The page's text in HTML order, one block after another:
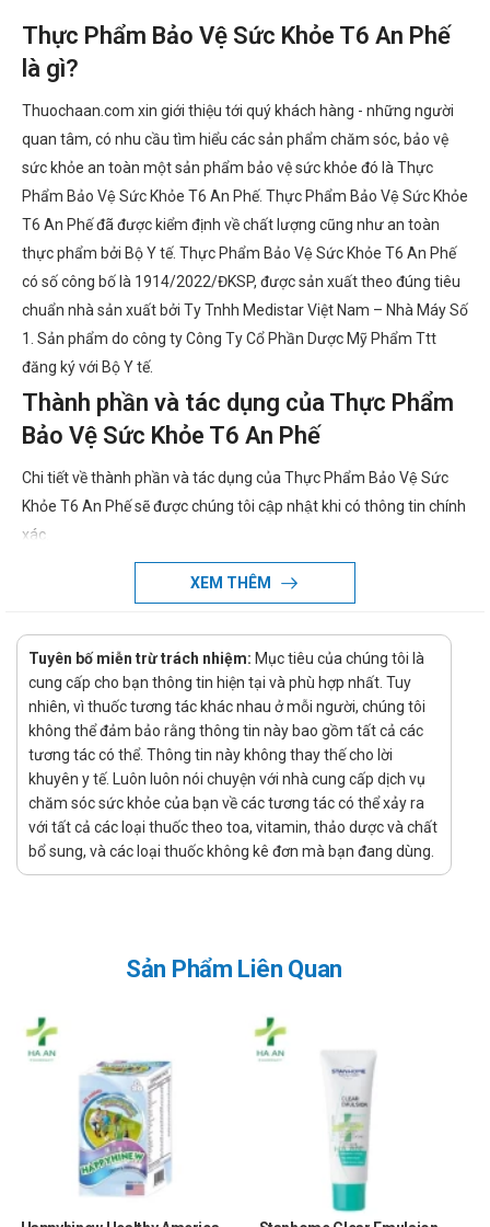
Thực Phẩm Bảo Vệ Sức Khỏe T6 An Phế
là gì?
Thuochaan.com xin giới thiệu tới quý khách hàng - những người
quan tâm, có nhu cầu tìm hiểu các sản phẩm chăm sóc, bảo vệ
sức khỏe an toàn một sản phẩm bảo vệ sức khỏe đó là Thực
Phẩm Bảo Vệ Sức Khỏe T6 An Phế. Thực Phẩm Bảo Vệ Sức Khỏe
T6 An Phế đã được kiểm định về chất lượng cũng như an toàn
thực phẩm bởi Bộ Y tế. Thực Phẩm Bảo Vệ Sức Khỏe T6 An Phế
có số công bố là 1914/2022/ĐKSP, được sản xuất theo đúng tiêu
chuẩn nhà sản xuất bởi Ty Tnhh Medistar Việt Nam – Nhà Máy Số
1. Sản phẩm do công ty Công Ty Cổ Phần Dược Mỹ Phẩm Ttt
đăng ký với Bộ Y tế.
Thành phần và tác dụng của Thực Phẩm
Bảo Vệ Sức Khỏe T6 An Phế
Chi tiết về thành phần và tác dụng của Thực Phẩm Bảo Vệ Sức
Khỏe T6 An Phế sẽ được chúng tôi cập nhật khi có thông tin chính
xác.
Thực Phẩm Bảo Vệ Sức Khỏe T6 An Phế
giá bao nhiêu?
vấn đề mà nhiều người dùng quan tâm. Giá của Thực Phẩm Bảo
Vệ Sức Khỏe T6 An Phế có thể thay đổi tùy thuộc vào thời điểm
mua. Vì vậy, để biết giá cụ thể của Thực Phẩm Bảo Vệ Sức Khỏe
T6 An Phế, quý khách hàng vui lòng liên hệ hotline của công ty
bằng cách Call/Zalo: hotline để được tư vấn và hỗ trợ.
Ở đâu bán Thực Phẩm Bảo Vệ Sức Khỏe
T6 An Phế chính hãng, uy tín?
Đặt hàng tại website: thuochaan.com
Đặt hàng qua hotline: Call/zalo hotline.
Sự yêu mến và tin tưởng của khách hàng và các đối tác luôn là
niềm tự hào và là sự thành công lớn nhất đối với Nhà thuốc Hà An.
Nhà thuốc Hà An chúc bạn luôn mạnh khỏe, vui vẻ và hạnh phúc!
XEM THÊM
Tuyên bố miễn trừ trách nhiệm: Mục tiêu của chúng tôi là
cung cấp cho bạn thông tin hiện tại và phù hợp nhất. Tuy
nhiên, vì thuốc tương tác khác nhau ở mỗi người, chúng tôi
không thể đảm bảo rằng thông tin này bao gồm tất cả các
tương tác có thể. Thông tin này không thay thế cho lời
khuyên y tế. Luôn luôn nói chuyện với nhà cung cấp dịch vụ
chăm sóc sức khỏe của bạn về các tương tác có thể xảy ra
với tất cả các loại thuốc theo toa, vitamin, thảo dược và chất
bổ sung, và các loại thuốc không kê đơn mà bạn đang dùng.
Sản Phẩm Liên Quan